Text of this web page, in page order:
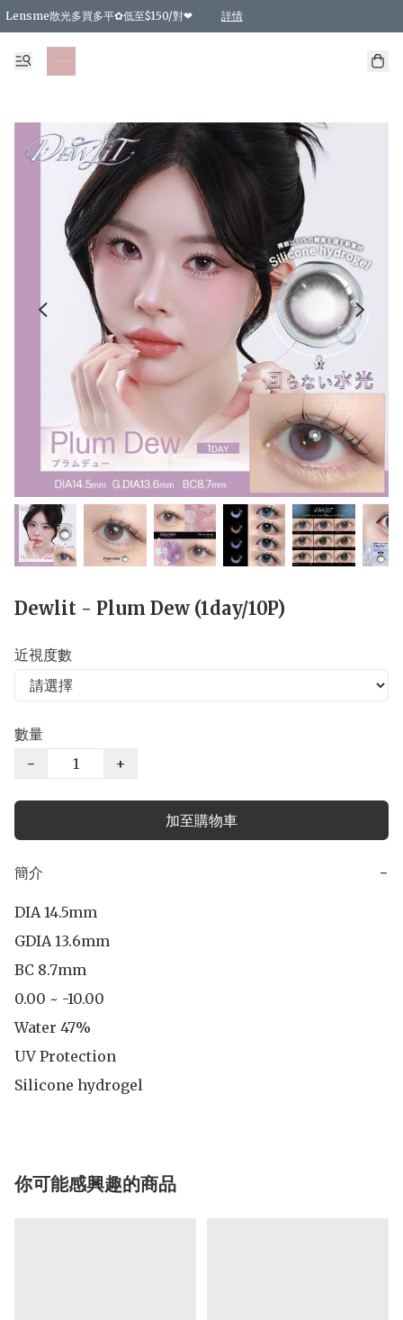
Lensme散光多買多平✿低至$150/對❤ 詳情
台灣Karacon⁩✧日拋 特價清貨❁⃘
日本韓國多款日/月拋現貨☼ 特價❤︎數量有限 售完即止
🇰🇷韓國多款月拋現貨 特價兩對$99✿數量有限 售完即止♫
精選商品，任選買2件或以上9 折；買4件或以上85 折；買6件或以上8 折
精選商品，任選買2件HKD 140.00；買4件HKD 260.00
精選商品，任選買2件HKD 190.00；買4件HKD 360.00
精選商品，任選買2件HKD 110.00；買4件HKD 180.00
精選商品，任選買2件HKD 170.00；買4件HKD 320.00
精選商品，任選買2件或以上減HKD 148.00
精選商品，任選買2件或以上減HKD 148.00
精選商品，任選買2件或以上95 折；買4件或以上9 折；買6件或以上85 折；買8件
精選商品，任選買12件或以上87 折
精選商品，任選買2件或以上減HKD 16.00；買4件或以上減HKD 32.00；買6
精選商品，任選買2件或以上95 折；買4件或以上9 折；買8件或以上85 折；買12
購物滿 HKD 800.00即享免運費優惠！（適用於 特定的送貨方式 )
Dewlit - Plum Dew (1day/10P)
近視度數
數量
−
+
加至購物車
簡介 −
DIA 14.5mm
GDIA 13.6mm
BC 8.7mm
0.00 ~ -10.00
Water 47%
UV Protection
Silicone hydrogel
你可能感興趣的商品